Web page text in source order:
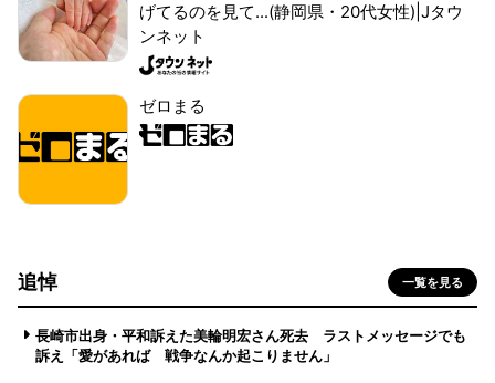
げてるのを見て...(静岡県・20代女性)|Jタウ
ンネット
ゼロまる
追悼 一覧を見る
長崎市出身・平和訴えた美輪明宏さん死去 ラストメッセージでも
訴え「愛があれば 戦争なんか起こりません」